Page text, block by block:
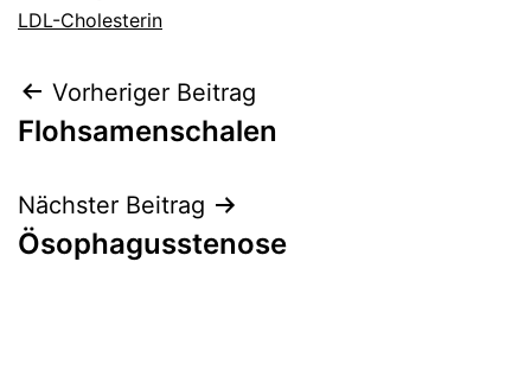
LDL-Cholesterin
Beitragsnavigation
Vorheriger Beitrag
Flohsamenschalen
Nächster Beitrag
Ösophagusstenose